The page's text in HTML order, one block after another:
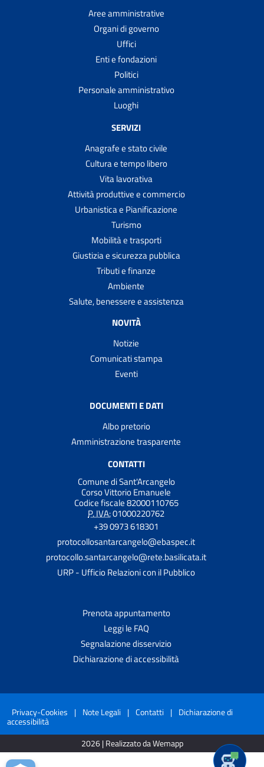
Aree amministrative
Organi di governo
Uffici
Enti e fondazioni
Politici
Personale amministrativo
Luoghi
SERVIZI
Anagrafe e stato civile
Cultura e tempo libero
Vita lavorativa
Attività produttive e commercio
Urbanistica e Pianificazione
Turismo
Mobilità e trasporti
Giustizia e sicurezza pubblica
Tributi e finanze
Ambiente
Salute, benessere e assistenza
NOVITÀ
Notizie
Comunicati stampa
Eventi
DOCUMENTI E DATI
Albo pretorio
Amministrazione trasparente
CONTATTI
Comune di Sant'Arcangelo
Corso Vittorio Emanuele
Codice fiscale 82000110765
P. IVA:01000220762
+39 0973 618301
protocollosantarcangelo@ebaspec.it
protocollo.santarcangelo@rete.basilicata.it
URP - Ufficio Relazioni con il Pubblico
Prenota appuntamento
Leggi le FAQ
Segnalazione disservizio
Dichiarazione di accessibilità
Privacy-Cookies | Note Legali | Contatti | Dichiarazione di
accessibilità
2026 | Realizzato da Wemapp